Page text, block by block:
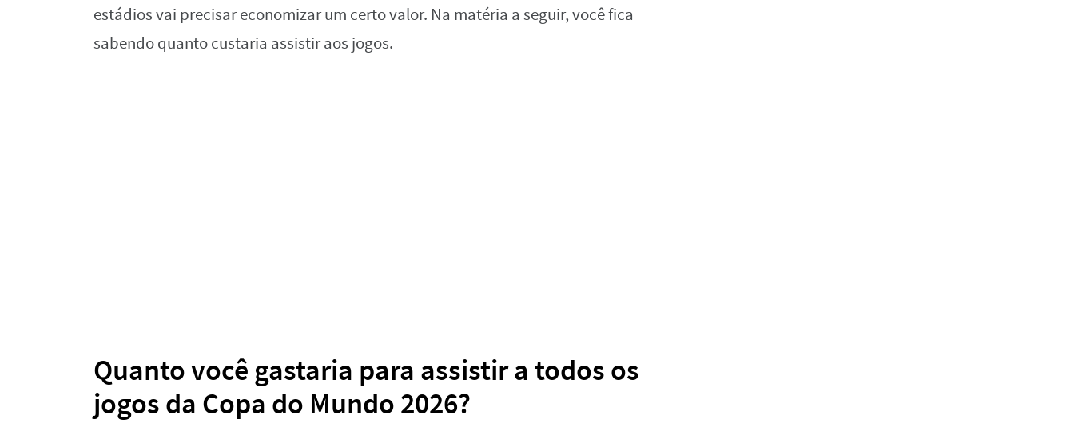
estádios vai precisar economizar um certo valor. Na matéria a seguir, você fica
sabendo quanto custaria assistir aos jogos.
Quanto você gastaria para assistir a todos os
jogos da Copa do Mundo 2026?